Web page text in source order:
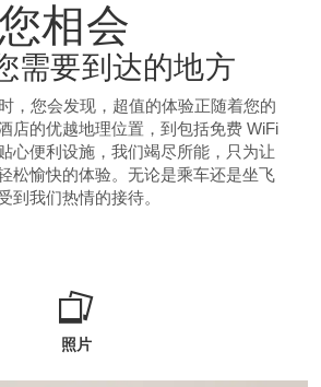
相会
需要到达的地方
，您会发现，超值的体验正随着您的
店的优越地理位置，到包括免费 WiFi
心便利设施，我们竭尽所能，只为让
松愉快的体验。无论是乘车还是坐飞
到我们热情的接待。
照片